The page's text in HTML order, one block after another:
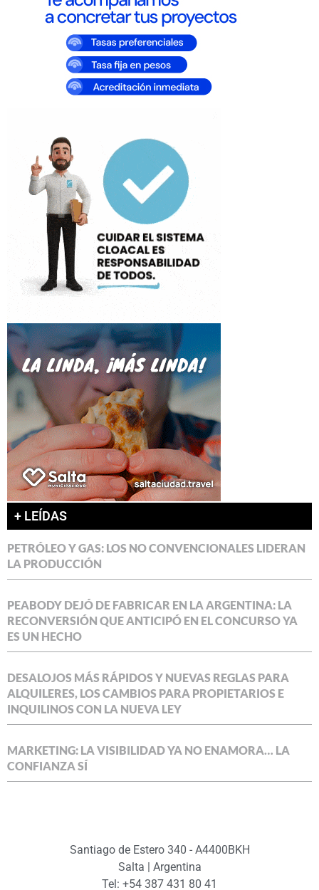
+ LEÍDAS
PETRÓLEO Y GAS: LOS NO CONVENCIONALES LIDERAN
LA PRODUCCIÓN
PEABODY DEJÓ DE FABRICAR EN LA ARGENTINA: LA
RECONVERSIÓN QUE ANTICIPÓ EN EL CONCURSO YA
ES UN HECHO
DESALOJOS MÁS RÁPIDOS Y NUEVAS REGLAS PARA
ALQUILERES, LOS CAMBIOS PARA PROPIETARIOS E
INQUILINOS CON LA NUEVA LEY
MARKETING: LA VISIBILIDAD YA NO ENAMORA… LA
CONFIANZA SÍ
Santiago de Estero 340 - A4400BKH
Salta | Argentina
Tel: +54 387 431 80 41